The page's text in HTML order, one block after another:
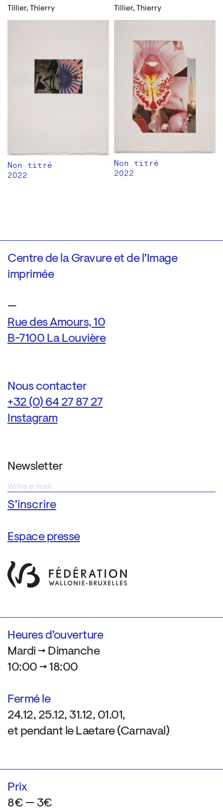
Tillier, Thierry
Non titré
2022
Tillier, Thierry
Non titré
2022
Centre de la Gravure et de l’Image
imprimée
—
Rue des Amours, 10
B-7100 La Louvière
Nous contacter
+32 (0) 64 27 87 27
Instagram
Newsletter
Espace presse
Heures d’ouverture
Mardi → Dimanche
10:00 → 18:00
Fermé le
24.12, 25.12, 31.12, 01.01,
et pendant le Laetare (Carnaval)
Prix
8€ — 3€